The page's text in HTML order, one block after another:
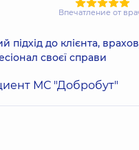
Впечатление от
підхід до клієнта,
своєї справи
МС "Добробут"